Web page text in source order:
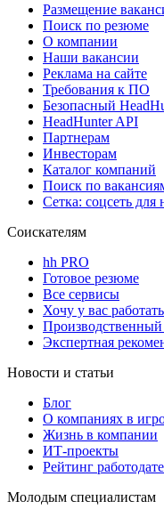
Размещение
Поиск по резюме
О компании
Наши вакансии
Реклама на сайте
Требования к ПО
Безопасный
HeadHunter API
Партнерам
Инвесторам
Каталог компаний
Поиск по
Сетка: соцсеть для
Соискателям
hh PRO
Готовое резюме
Все сервисы
Хочу у вас работать
Производственный
Экспертная
Новости и статьи
Блог
О компаниях в
Жизнь в компании
ИТ-проекты
Рейтинг
Молодым специалистам